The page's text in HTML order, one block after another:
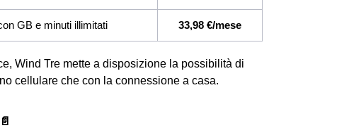
GB e minuti illimitati 33,98 €/mese
Wind Tre mette a disposizione la possibilità di
cellulare che con la connessione a casa.